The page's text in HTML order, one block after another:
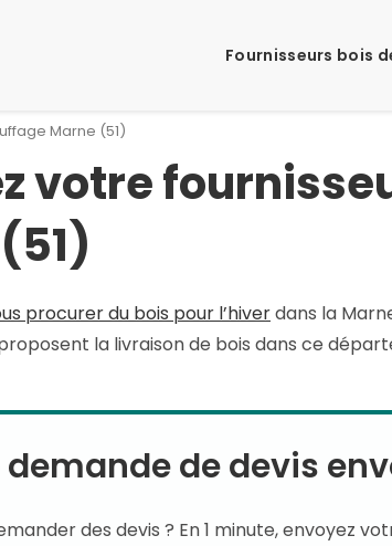
Fournisseurs bois
Marne (51)
votre
procurer du bois pour l’hiverdans la
la livraison de bois dans ce
de devis
des devis ? En 1 minute, envoyez